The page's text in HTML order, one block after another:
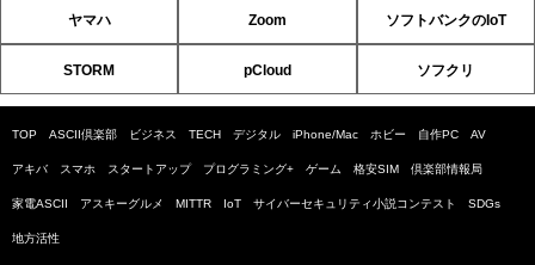
ヤマハ Zoom ソフトバンクのIoT
STORM pCloud ソフクリ
TOP ASCII倶楽部 ビジネス TECH デジタル iPhone/Mac ホビー 自作PC AV
アキバ スマホ スタートアップ プログラミング+ ゲーム 格安SIM 倶楽部情報局
家電ASCII アスキーグルメ MITTR IoT サイバーセキュリティ小説コンテスト SDGs
地方活性